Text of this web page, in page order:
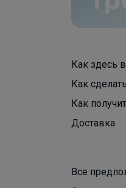
Как здесь
Как
Как
Доставка
Все